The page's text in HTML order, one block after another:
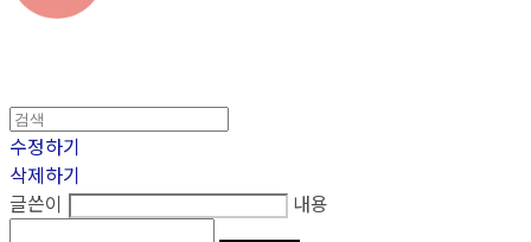
수정하기
삭제하기
글쓴이
내용